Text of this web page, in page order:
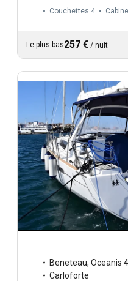
Couchettes 4
Le plus bas257 € / nuit
Beneteau, Oceanis
Carloforte